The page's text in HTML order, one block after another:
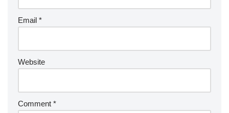
Email *
Website
Comment *